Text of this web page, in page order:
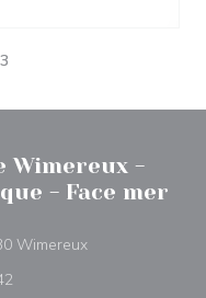
3
Wimereux -
- Face mer
Wimereux((otevře se v